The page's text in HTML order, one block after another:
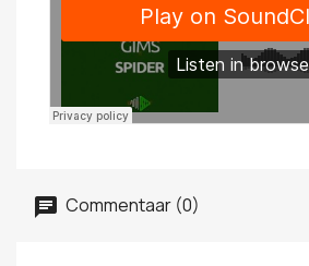
Commentaar (0)